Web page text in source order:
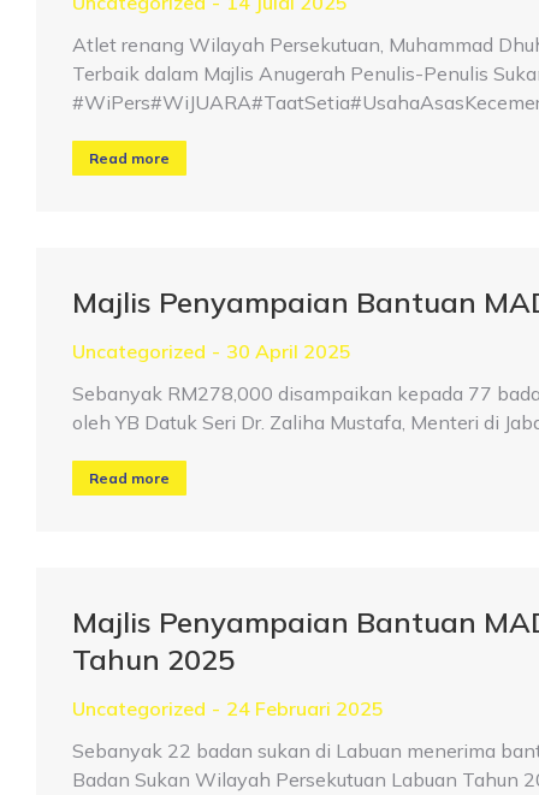
Atlet renang Wilayah Persekutuan, Muhammad
Terbaik dalam Majlis Anugerah Penulis-Penulis
Read more
Majlis Penyampaian Bantuan
Uncategorized
30 April 2025
Sebanyak RM278,000 disampaikan kepada 77
oleh YB Datuk Seri Dr. Zaliha Mustafa, Menteri di
Read more
Majlis Penyampaian Bantuan
Tahun 2025
Uncategorized
24 Februari 2025
Sebanyak 22 badan sukan di Labuan menerima
Badan Sukan Wilayah Persekutuan Labuan Tahun